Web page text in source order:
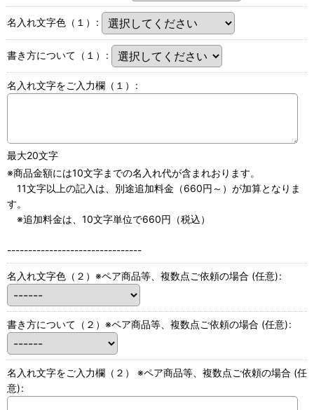
名入れ文字色（１） :
書き方について（１） :
名入れ文字をご入力欄（１） :
最大20文字
※商品金額には10文字までの名入れ代が含まれおります。
11文字以上の記入は、別途追加料金（660円～）が加算となりま
す。
※追加料金は、10文字単位で660円（税込）
--------------------------------
名入れ文字色（２）※ペア商品等、複数点ご依頼の場合 (任意):
書き方について（２）※ペア商品等、複数点ご依頼の場合 (任意):
名入れ文字をご入力欄（２） ※ペア商品等、複数点ご依頼の場合 (任
意):